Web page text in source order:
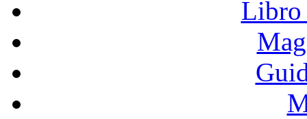
Libro